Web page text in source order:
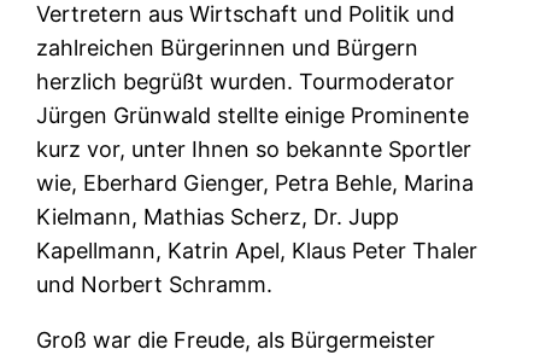
Vertretern aus Wirtschaft und Politik und
zahlreichen Bürgerinnen und Bürgern
herzlich begrüßt wurden. Tourmoderator
Jürgen Grünwald stellte einige Prominente
kurz vor, unter Ihnen so bekannte Sportler
wie, Eberhard Gienger, Petra Behle, Marina
Kielmann, Mathias Scherz, Dr. Jupp
Kapellmann, Katrin Apel, Klaus Peter Thaler
und Norbert Schramm.
Groß war die Freude, als Bürgermeister